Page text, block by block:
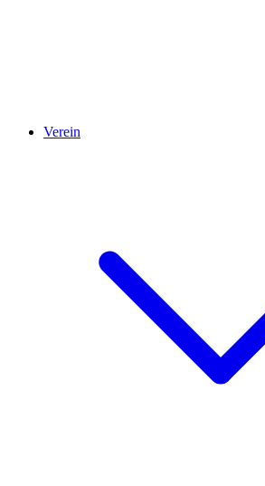
Verein